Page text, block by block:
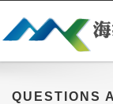
QUESTIONS